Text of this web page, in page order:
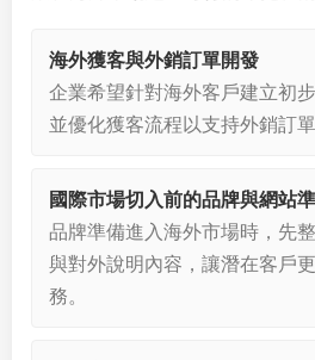
海外獲客與外銷訂單開發
企業希望針對海外客戶建立初
並優化獲客流程以支持外銷訂單
國際市場切入前的品牌與網站
品牌準備進入海外市場時，先
與對外說明內容，讓潛在客戶
務。